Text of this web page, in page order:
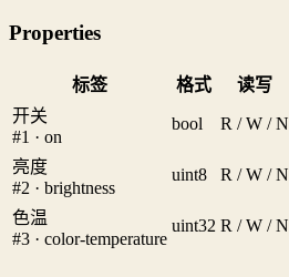
Properties
标签 格式 读写
开关
#1 · on
bool R / W / N
亮度
#2 · brightness
uint8 R / W / N
色温
#3 · color-temperature
uint32 R / W / N